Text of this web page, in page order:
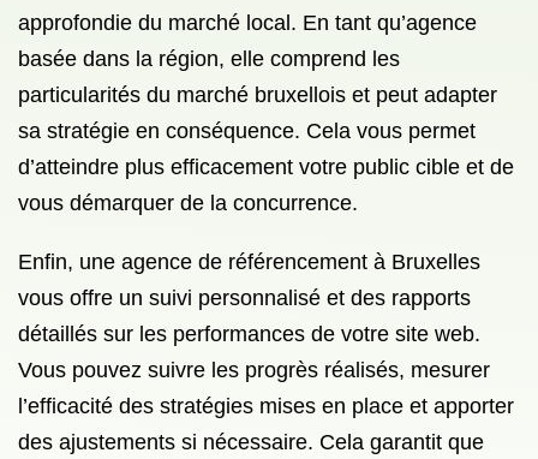
approfondie du marché local. En tant qu’agence
basée dans la région, elle comprend les
particularités du marché bruxellois et peut adapter
sa stratégie en conséquence. Cela vous permet
d’atteindre plus efficacement votre public cible et de
vous démarquer de la concurrence.
Enfin, une agence de référencement à Bruxelles
vous offre un suivi personnalisé et des rapports
détaillés sur les performances de votre site web.
Vous pouvez suivre les progrès réalisés, mesurer
l’efficacité des stratégies mises en place et apporter
des ajustements si nécessaire. Cela garantit que